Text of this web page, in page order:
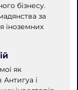
бізнесу.
за
іноземних
як
і